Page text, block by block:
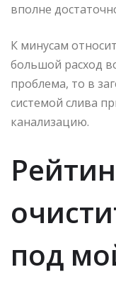
вполне
К минусам
большой расход
проблема, то в
системой слива
канализацию.
под